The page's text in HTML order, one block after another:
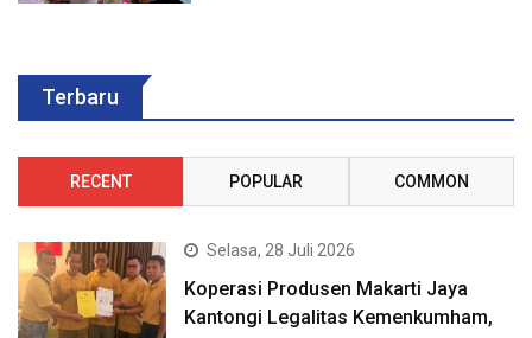
Terbaru
RECENT POPULAR COMMON
Selasa, 28 Juli 2026
Koperasi Produsen Makarti Jaya
Kantongi Legalitas Kemenkumham,